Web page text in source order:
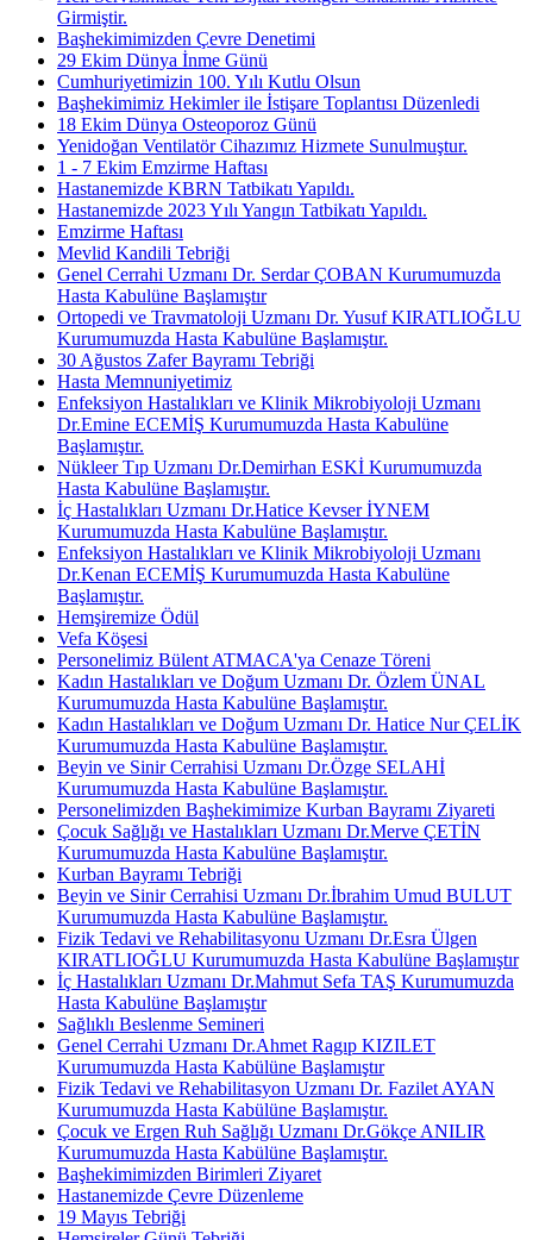
Girmiştir.
Başhekimimizden Çevre Denetimi
29 Ekim Dünya İnme Günü
Cumhuriyetimizin 100. Yılı Kutlu Olsun
Başhekimimiz Hekimler ile İstişare Toplantısı Düzenledi
18 Ekim Dünya Osteoporoz Günü
Yenidoğan Ventilatör Cihazımız Hizmete Sunulmuştur.
1 - 7 Ekim Emzirme Haftası
Hastanemizde KBRN Tatbikatı Yapıldı.
Hastanemizde 2023 Yılı Yangın Tatbikatı Yapıldı.
Emzirme Haftası
Mevlid Kandili Tebriği
Genel Cerrahi Uzmanı Dr. Serdar ÇOBAN Kurumumuzda
Hasta Kabulüne Başlamıştır
Ortopedi ve Travmatoloji Uzmanı Dr. Yusuf KIRATLIOĞLU
Kurumumuzda Hasta Kabulüne Başlamıştır.
30 Ağustos Zafer Bayramı Tebriği
Hasta Memnuniyetimiz
Enfeksiyon Hastalıkları ve Klinik Mikrobiyoloji Uzmanı
Dr.Emine ECEMİŞ Kurumumuzda Hasta Kabulüne
Başlamıştır.
Nükleer Tıp Uzmanı Dr.Demirhan ESKİ Kurumumuzda
Hasta Kabulüne Başlamıştır.
İç Hastalıkları Uzmanı Dr.Hatice Kevser İYNEM
Kurumumuzda Hasta Kabulüne Başlamıştır.
Enfeksiyon Hastalıkları ve Klinik Mikrobiyoloji Uzmanı
Dr.Kenan ECEMİŞ Kurumumuzda Hasta Kabulüne
Başlamıştır.
Hemşiremize Ödül
Vefa Köşesi
Personelimiz Bülent ATMACA'ya Cenaze Töreni
Kadın Hastalıkları ve Doğum Uzmanı Dr. Özlem ÜNAL
Kurumumuzda Hasta Kabulüne Başlamıştır.
Kadın Hastalıkları ve Doğum Uzmanı Dr. Hatice Nur ÇELİK
Kurumumuzda Hasta Kabulüne Başlamıştır.
Beyin ve Sinir Cerrahisi Uzmanı Dr.Özge SELAHİ
Kurumumuzda Hasta Kabulüne Başlamıştır.
Personelimizden Başhekimimize Kurban Bayramı Ziyareti
Çocuk Sağlığı ve Hastalıkları Uzmanı Dr.Merve ÇETİN
Kurumumuzda Hasta Kabulüne Başlamıştır.
Kurban Bayramı Tebriği
Beyin ve Sinir Cerrahisi Uzmanı Dr.İbrahim Umud BULUT
Kurumumuzda Hasta Kabulüne Başlamıştır.
Fizik Tedavi ve Rehabilitasyonu Uzmanı Dr.Esra Ülgen
KIRATLIOĞLU Kurumumuzda Hasta Kabulüne Başlamıştır
İç Hastalıkları Uzmanı Dr.Mahmut Sefa TAŞ Kurumumuzda
Hasta Kabulüne Başlamıştır
Sağlıklı Beslenme Semineri
Genel Cerrahi Uzmanı Dr.Ahmet Ragıp KIZILET
Kurumumuzda Hasta Kabülüne Başlamıştır
Fizik Tedavi ve Rehabilitasyon Uzmanı Dr. Fazilet AYAN
Kurumumuzda Hasta Kabülüne Başlamıştır.
Çocuk ve Ergen Ruh Sağlığı Uzmanı Dr.Gökçe ANILIR
Kurumumuzda Hasta Kabülüne Başlamıştır.
Başhekimimizden Birimleri Ziyaret
Hastanemizde Çevre Düzenleme
19 Mayıs Tebriği